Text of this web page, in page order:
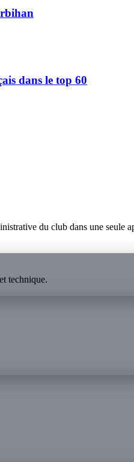
dans le top 60
du club dans une
technique.